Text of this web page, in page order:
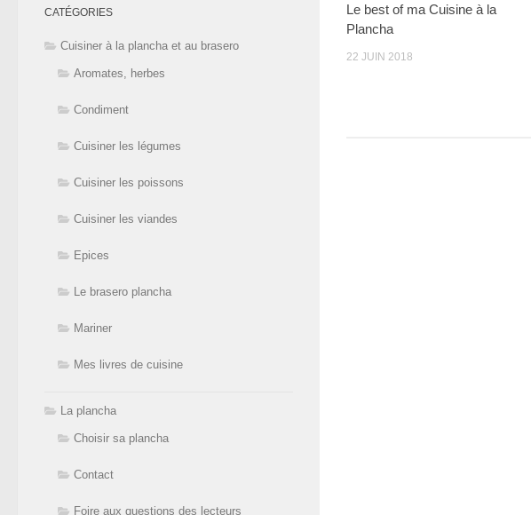
Le best of ma Cuisine à la
Plancha
22 JUIN 2018
CATÉGORIES
Cuisiner à la plancha et au brasero
Aromates, herbes
Condiment
Cuisiner les légumes
Cuisiner les poissons
Cuisiner les viandes
Epices
Le brasero plancha
Mariner
Mes livres de cuisine
La plancha
Choisir sa plancha
Contact
Foire aux questions des lecteurs